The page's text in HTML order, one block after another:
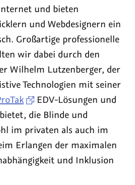
und bieten
und Webdesignern ein
Großartige professionelle
wir dabei durch den
Wilhelm Lutzenberger, der
Technologien mit seiner
EDV-Lösungen und
die Blinde und
im privaten als auch im
Erlangen der maximalen
und Inklusion